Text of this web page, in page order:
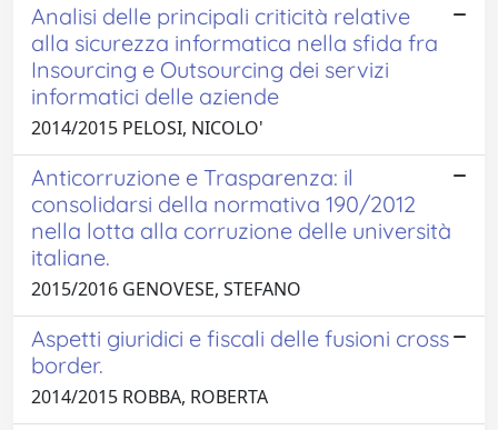
Analisi delle principali criticità relative
alla sicurezza informatica nella sfida fra
Insourcing e Outsourcing dei servizi
informatici delle aziende
2014/2015 PELOSI, NICOLO'
Anticorruzione e Trasparenza: il
consolidarsi della normativa 190/2012
nella lotta alla corruzione delle università
italiane.
2015/2016 GENOVESE, STEFANO
Aspetti giuridici e fiscali delle fusioni cross
border.
2014/2015 ROBBA, ROBERTA